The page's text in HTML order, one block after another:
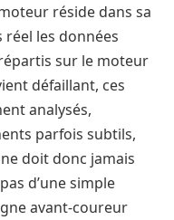
réside dans sa
les données
sur le moteur
défaillant, ces
analysés,
parfois subtils,
doit donc jamais
d’une simple
avant-coureur